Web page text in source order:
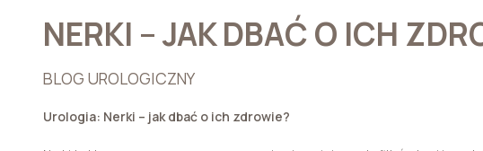
NERKI – JAK DBAĆ O ICH
BLOG UROLOGICZNY
Urologia: Nerki – jak dbać o ich zdrowie?